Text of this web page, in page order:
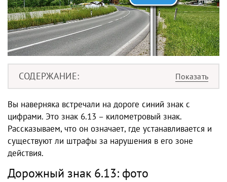
СОДЕРЖАНИЕ
Вы наверняка встречали на дороге синий знак с
цифрами. Это знак 6.13 – километровый знак.
Рассказываем, что он означает, где устанавливается и
существуют ли штрафы за нарушения в его зоне
действия.
Дорожный знак 6.13: фото